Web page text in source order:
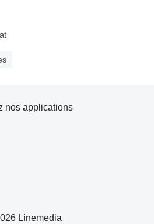
Linemedia
nos applications